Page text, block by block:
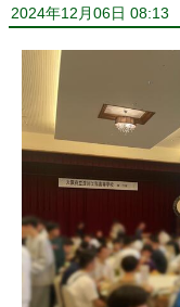
2024年12月06日 08:13